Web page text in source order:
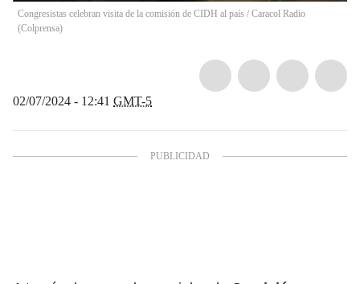
Congresistas celebran visita de la comisión de CIDH al país / Caracol Radio
(Colprensa)
02/07/2024 - 12:41 GMT-5